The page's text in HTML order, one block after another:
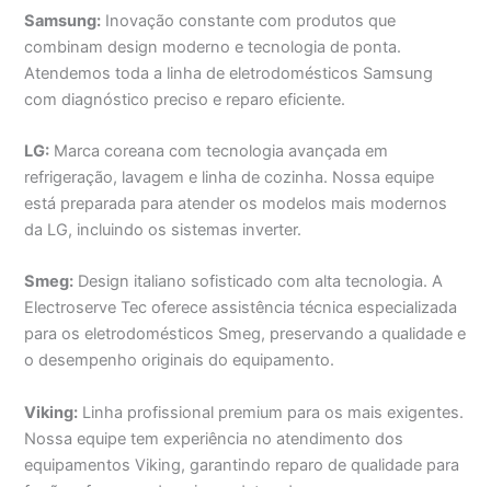
Samsung: Inovação constante com produtos que
combinam design moderno e tecnologia de ponta.
Atendemos toda a linha de eletrodomésticos Samsung
com diagnóstico preciso e reparo eficiente.
LG: Marca coreana com tecnologia avançada em
refrigeração, lavagem e linha de cozinha. Nossa equipe
está preparada para atender os modelos mais modernos
da LG, incluindo os sistemas inverter.
Smeg: Design italiano sofisticado com alta tecnologia. A
Electroserve Tec oferece assistência técnica especializada
para os eletrodomésticos Smeg, preservando a qualidade e
o desempenho originais do equipamento.
Viking: Linha profissional premium para os mais exigentes.
Nossa equipe tem experiência no atendimento dos
equipamentos Viking, garantindo reparo de qualidade para